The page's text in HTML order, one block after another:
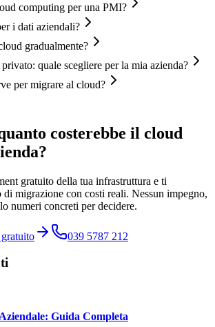
computing per una PMI?
i dati aziendali?
gradualmente?
quale scegliere per la mia azienda?
per migrare al cloud?
costerebbe il cloud
gratuito della tua infrastruttura e ti
di migrazione con costi reali. Nessun impegno,
numeri concreti per decidere.
039 5787 212
Guida Completa